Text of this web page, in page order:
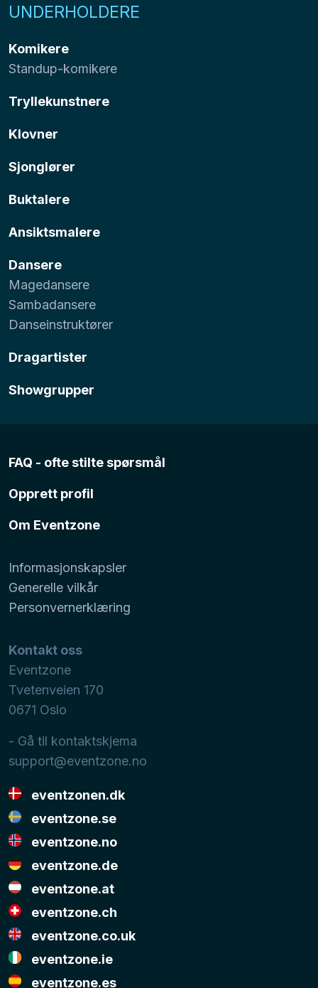
UNDERHOLDERE
Komikere
Standup-komikere
Tryllekunstnere
Klovner
Sjonglører
Buktalere
Ansiktsmalere
Dansere
Magedansere
Sambadansere
Danseinstruktører
Dragartister
Showgrupper
FAQ - ofte stilte spørsmål
Opprett profil
Om Eventzone
Informasjonskapsler
Generelle vilkår
Personvernerklæring
Kontakt oss
Eventzone
Tvetenveien 170
0671 Oslo
- Gå til kontaktskjema
support@eventzone.no
eventzonen.dk
eventzone.se
eventzone.no
eventzone.de
eventzone.at
eventzone.ch
eventzone.co.uk
eventzone.ie
eventzone.es